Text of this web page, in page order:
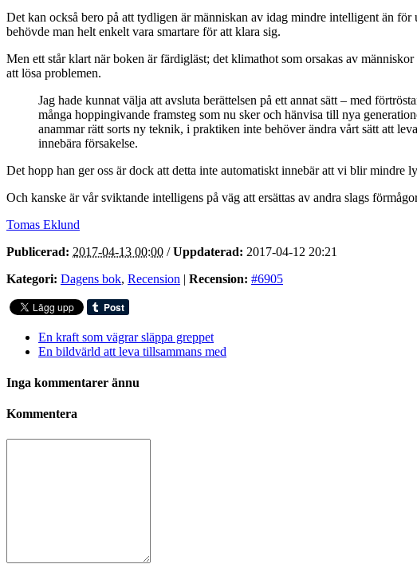
Det kan också bero på att tydligen är människan av idag mindre intelligent än
behövde man helt enkelt vara smartare för att klara sig.
Men ett står klart när boken är färdigläst; det klimathot som orsakas av
att lösa problemen.
Jag hade kunnat välja att avsluta berättelsen på ett annat sätt – med
många hoppingivande framsteg som nu sker och hänvisa till nya
anammar rätt sorts ny teknik, i praktiken inte behöver ändra vårt sätt att
innebära försakelse.
Det hopp han ger oss är dock att detta inte automatiskt innebär att vi blir mindre
Och kanske är vår sviktande intelligens på väg att ersättas av andra slags
Tomas Eklund
Publicerad: 2017-04-13 00:00 /Uppdaterad: 2017-04-12 20:21
Kategori: Dagens bok, Recension | Recension: #6905
En kraft som vägrar släppa greppet
En bildvärld att leva tillsammans med
Inga kommentarer ännu
Kommentera